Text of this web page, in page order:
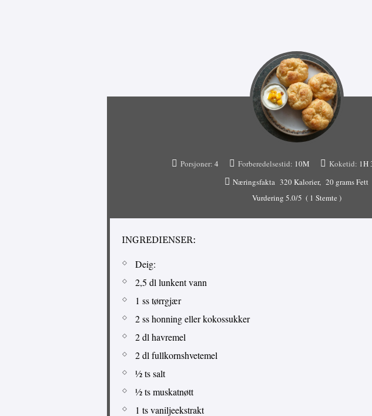
Porsjoner: 4 Forberedelsestid: 10M Koketid: 1H
Næringsfakta 320 Kalorier
20 grams Fett
Vurdering 5.0/5 ( 1 Stemte )
INGREDIENSER:
Deig:
2,5 dl lunkent vann
1 ss tørrgjær
2 ss honning eller kokossukker
2 dl havremel
2 dl fullkornshvetemel
½ ts salt
½ ts muskatnøtt
1 ts vaniljeekstrakt